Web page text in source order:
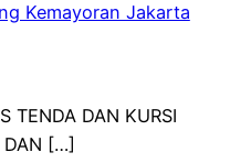
Kemayoran Jakarta
TENDA DAN KURSI
DAN […]